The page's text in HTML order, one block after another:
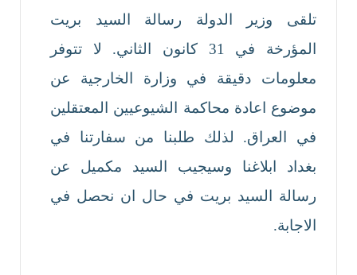
تلقى وزير الدولة رسالة السيد بريت
المؤرخة في 31 كانون الثاني. لا تتوفر
معلومات دقيقة في وزارة الخارجية عن
موضوع اعادة محاكمة الشيوعيين المعتقلين
في العراق. لذلك طلبنا من سفارتنا في
بغداد ابلاغنا وسيجيب السيد مكميل عن
رسالة السيد بريت في حال ان نحصل في
الاجابة.